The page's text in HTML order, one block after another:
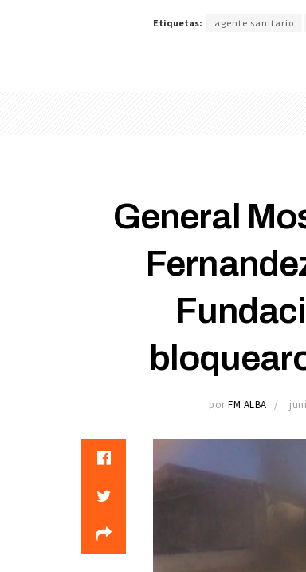
Etiquetas: agente sanitario
General
por FM ALBA